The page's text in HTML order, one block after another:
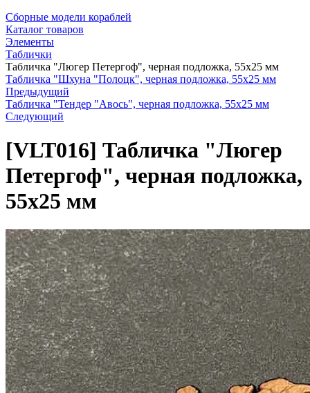
Сборные модели кораблей
Каталог товаров
Элементы
Таблички
Табличка "Люгер Петергоф", черная подложка, 55х25 мм
Табличка "Шхуна "Полоцк", черная подложка, 55х25 мм
Предыдущий
Табличка "Тендер "Авось", черная подложка, 55х25 мм
Следующий
[VLT016] Табличка "Люгер
Петергоф", черная подложка,
55х25 мм